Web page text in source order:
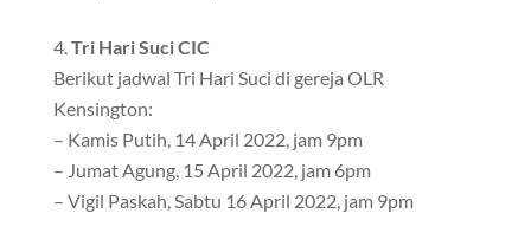
Tri Hari Suci CIC
Berikut jadwal Tri Hari Suci di gereja OLR
Kensington:
– Kamis Putih, 14 April 2022, jam 9pm
– Jumat Agung, 15 April 2022, jam 6pm
– Vigil Paskah, Sabtu 16 April 2022, jam 9pm